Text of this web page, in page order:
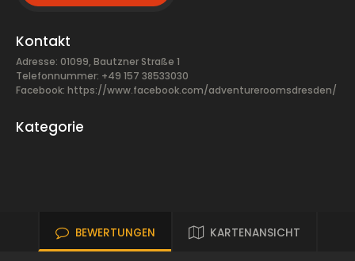
Kontakt
Adresse: 01099, Bautzner Straße 1
Telefonnummer: +49 157 38533030
Facebook: https://www.facebook.com/adventureroomsdresden/
Kategorie
BEWERTUNGEN KARTENANSICHT